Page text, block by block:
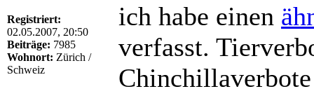
Registriert:
02.05.2007, 20:50
Beiträge: 7985
Wohnort: Zürich /
Schweiz
ich habe einen
verfasst.